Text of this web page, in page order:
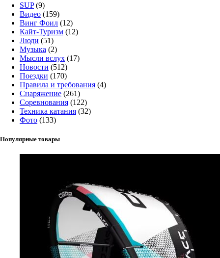
SUP(9)
Видео (159)
Винг Фоил (12)
Кайт-Туризм (12)
Люди (51)
Музыка (2)
Мысли вслух (17)
Новости (512)
Поездки (170)
Правила и требования (4)
Снаряжение (261)
Соревнования (122)
Техника катания (32)
Фото (133)
Популярные товары